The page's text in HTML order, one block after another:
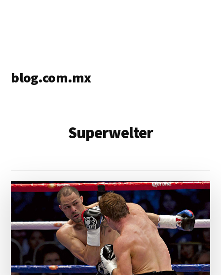
blog.com.mx
Superwelter